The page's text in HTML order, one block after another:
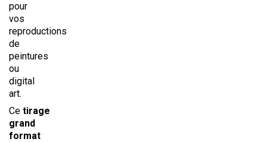
pour
vos
reproductions
de
peintures
ou
digital
art.
Ce tirage
grand
format